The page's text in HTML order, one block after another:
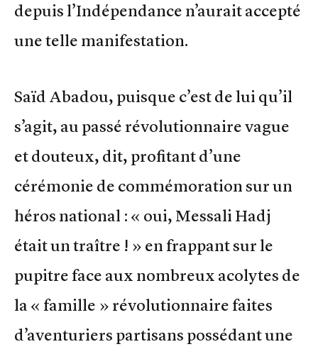
depuis l’Indépendance n’aurait accepté
une telle manifestation.
Saïd Abadou, puisque c’est de lui qu’il
s’agit, au passé révolutionnaire vague
et douteux, dit, profitant d’une
cérémonie de commémoration sur un
héros national : « oui, Messali Hadj
était un traître ! » en frappant sur le
pupitre face aux nombreux acolytes de
la « famille » révolutionnaire faites
d’aventuriers partisans possédant une